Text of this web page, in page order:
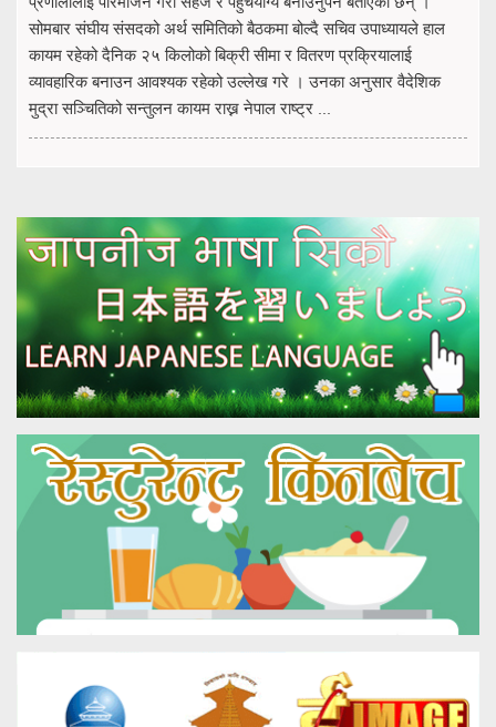
सोमबार संघीय संसदको अर्थ समितिको बैठकमा बोल्दै सचिव उपाध्यायले हाल
कायम रहेको दैनिक २५ किलोको बिक्री सीमा र वितरण प्रक्रियालाई
व्यावहारिक बनाउन आवश्यक रहेको उल्लेख गरे । उनका अनुसार वैदेशिक
मुद्रा सञ्चितिको सन्तुलन कायम राख्न नेपाल राष्ट्र ...